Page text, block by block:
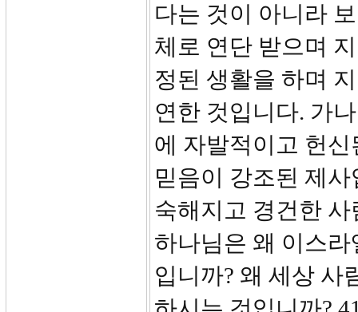
다는 것이 아니라
체로 연단 받으며
정된 생활을 하며
연한 것입니다. 가
에 자발적이고 헌
믿음이 강조된 제
숙해지고 경건한
하나님은 왜 이스
입니까? 왜 세상 사